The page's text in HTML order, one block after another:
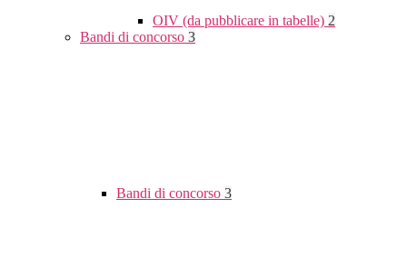
OIV (da pubblicare in tabelle) 2
Bandi di concorso 3
Bandi di concorso 3